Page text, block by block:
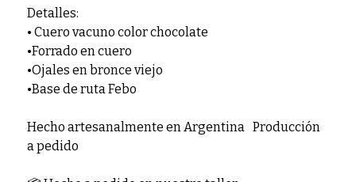
Detalles:
• Cuero vacuno color chocolate
•Forrado en cuero
•Ojales en bronce viejo
•Base de ruta Febo
Hecho artesanalmente en Argentina Producción
a pedido